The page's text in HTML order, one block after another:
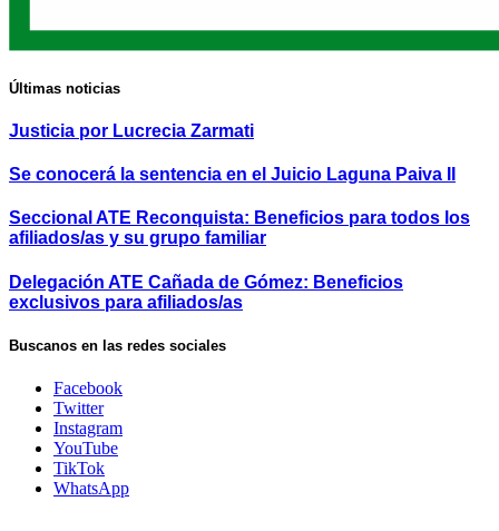
Últimas noticias
Justicia por Lucrecia Zarmati
Se conocerá la sentencia en el Juicio Laguna Paiva II
Seccional ATE Reconquista: Beneficios para todos los
afiliados/as y su grupo familiar
Delegación ATE Cañada de Gómez: Beneficios
exclusivos para afiliados/as
Buscanos en las redes sociales
Facebook
Twitter
Instagram
YouTube
TikTok
WhatsApp